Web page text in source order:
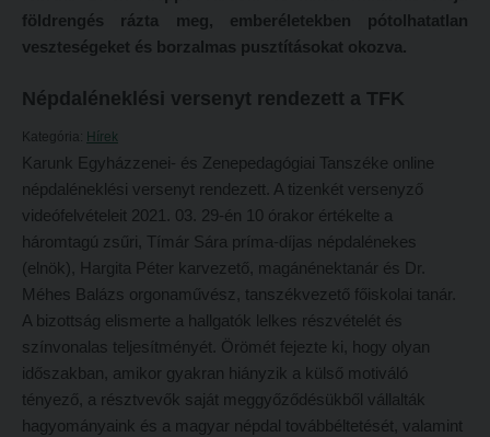
Kari kutatási pályázatok
FELVÉTELIZŐKNEK
PK Felvételi Tájékoztató kiadvány
Intézményi pontok
Intézményi pontok igazolása
A 2026. évi pótfelvételi eljárás alkalmassági vizsga tudnivalói
Hitéleti képzések jelentkezési lapja
Átvétel más felsőoktatási intézményből
KUTATÁS
Tehetséggondozás
Tudományos diákköri tevékenység
PedKaszt – Bethlen-pályázat
Kari kutatási pályázatok
Kari kiadványok
FELVÉTELIZŐKNEK
Pótfelvételi 2026
PK Felvételi Tájékoztató kiadvány
Hallgatói véleményvideók
földrengés rázta meg, emberéletekben pótolhatatlan
veszteségeket és borzalmas pusztításokat okozva.
Népdaléneklési versenyt rendezett a TFK
Kategória: Hírek
Karunk Egyházzenei- és Zenepedagógiai Tanszéke online
népdaléneklési versenyt rendezett. A tizenkét versenyző
videófelvételeit 2021. 03. 29-én 10 órakor értékelte a
háromtagú zsűri, Tímár Sára príma-díjas népdalénekes
(elnök), Hargita Péter karvezető, magánénektanár és Dr.
Méhes Balázs orgonaművész, tanszékvezető főiskolai tanár.
A bizottság elismerte a hallgatók lelkes részvételét és
színvonalas teljesítményét. Örömét fejezte ki, hogy olyan
időszakban, amikor gyakran hiányzik a külső motiváló
tényező, a résztvevők saját meggyőződésükből vállalták
hagyományaink és a magyar népdal továbbéltetését, valamint